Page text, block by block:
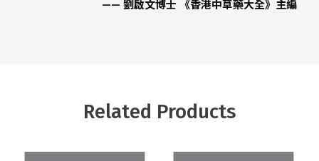
—— 劉啟文博士 《香港中草藥大全》主編
Related Products